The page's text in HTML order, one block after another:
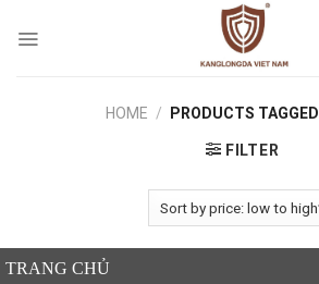
HOME / PRODUCTS
FILTER
TRANG CHỦ